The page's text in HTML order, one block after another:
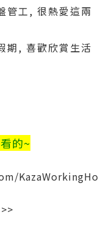
管工, 很熱愛這兩
期, 喜歡欣賞生活
的~
KazaWorkingHo
>>